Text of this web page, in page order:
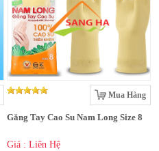
Mua Hàng
Găng Tay Cao Su Nam Long Size 8
Giá : Liên Hệ